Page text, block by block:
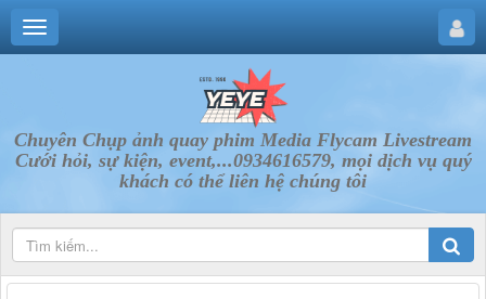
Chuyên Chụp ảnh quay phim Media Flycam Livestream
Cưới hỏi, sự kiện, event,...0934616579, mọi dịch vụ quý
khách có thể liên hệ chúng tôi